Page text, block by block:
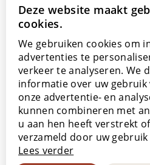
+32 56 77 45 15
Onze showroom
Onze verkooppunten
Met de steun van
Deze website maakt
cookies.
We gebruiken cookies om
advertenties te
verkeer te analyseren. We
informatie over uw gebruik
onze advertentie- en
kunnen combineren met
u aan hen heeft verstrekt
verzameld door uw
Lees verder